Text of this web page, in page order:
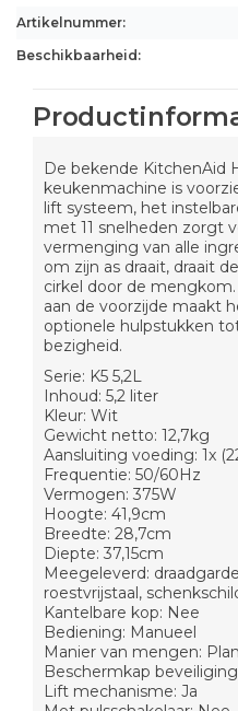
Artikelnummer:
Beschikbaarheid:
De bekende KitchenAid
keukenmachine is
lift systeem, het
met 11 snelheden zorgt
vermenging van alle
om zijn as draait, draait
cirkel door de
aan de voorzijde maakt
optionele hulpstukken
bezigheid.
Serie: K5 5,2L
Inhoud: 5,2 liter
Kleur: Wit
Gewicht netto: 12,7kg
Aansluiting voeding: 1x
Frequentie: 50/60Hz
Vermogen: 375W
Hoogte: 41,9cm
Breedte: 28,7cm
Diepte: 37,15cm
Meegeleverd:
roestvrijstaal,
Kantelbare kop: Nee
Bediening: Manueel
Manier van mengen:
Beschermkap
Lift mechanisme: Ja